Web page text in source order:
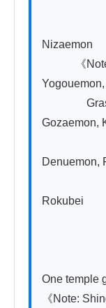
Nizaemon
《Note:
Grass
Gozaemon,
Denuemon,
Rokubei
Tax-
One
《Note: